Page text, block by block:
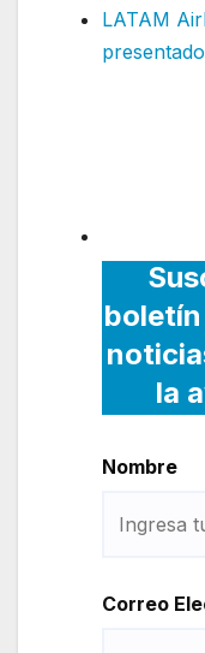
LATAM
boletín
la
Nombre
Correo